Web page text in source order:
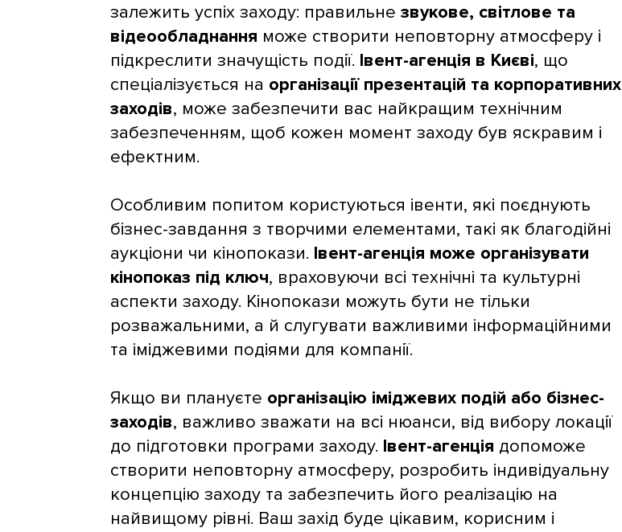
залежить успіх заходу: правильне звукове, світлове та
відеообладнання може створити неповторну атмосферу і
підкреслити значущість події. Івент-агенція в Києві, що
спеціалізується на організації презентацій та корпоративних
заходів, може забезпечити вас найкращим технічним
забезпеченням, щоб кожен момент заходу був яскравим і
ефектним.
Особливим попитом користуються івенти, які поєднують
бізнес-завдання з творчими елементами, такі як благодійні
аукціони чи кінопокази. Івент-агенція може організувати
кінопоказ під ключ, враховуючи всі технічні та культурні
аспекти заходу. Кінопокази можуть бути не тільки
розважальними, а й слугувати важливими інформаційними
та іміджевими подіями для компанії.
Якщо ви плануєте організацію іміджевих подій або бізнес-
заходів, важливо зважати на всі нюанси, від вибору локації
до підготовки програми заходу. Івент-агенція допоможе
створити неповторну атмосферу, розробить індивідуальну
концепцію заходу та забезпечить його реалізацію на
найвищому рівні. Ваш захід буде цікавим, корисним і